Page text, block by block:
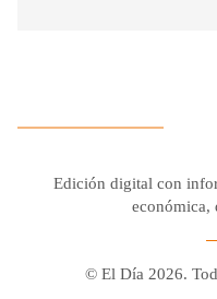
Edición digital con
económica,
© El Día 2026.